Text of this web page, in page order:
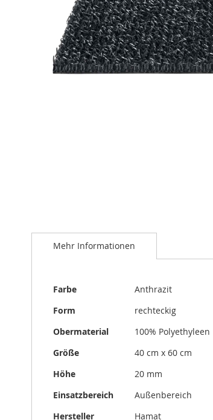
Anfang
Mehr Informationen
Mehr
Farbe
Anthrazit
Form
rechteckig
Obermaterial
100% Polyethyleen
Größe
40 cm x 60 cm
Höhe
20 mm
Einsatzbereich
Außenbereich
Hersteller
Hamat